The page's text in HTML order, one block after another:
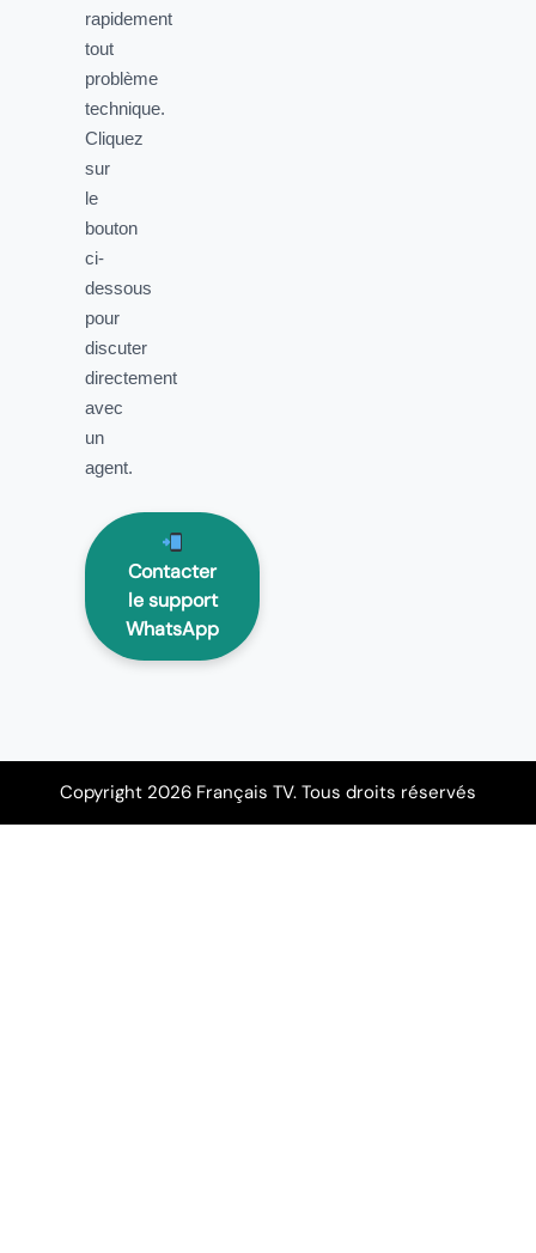
rapidement
tout
problème
technique.
Cliquez
sur
le
bouton
ci-
dessous
pour
discuter
directement
avec
un
agent.
Contacter
le support
WhatsApp
Copyright 2026 Français TV. Tous droits réservés